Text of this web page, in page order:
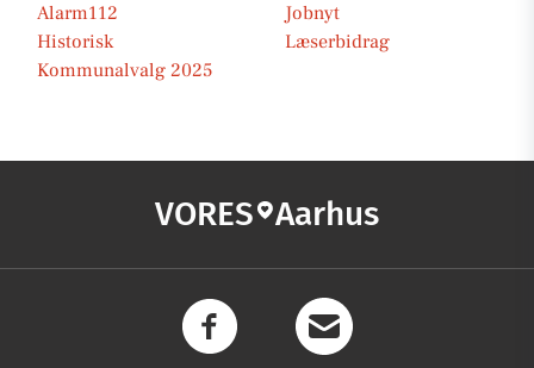
Alarm112
Jobnyt
Historisk
Læserbidrag
Kommunalvalg 2025
VORES Aarhus